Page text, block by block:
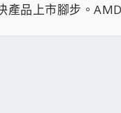
品上市腳步。